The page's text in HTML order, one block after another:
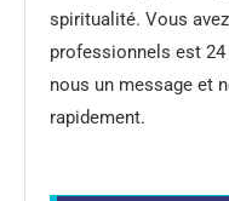
spiritualité. Vous
professionnels est
nous un message et
rapidement.